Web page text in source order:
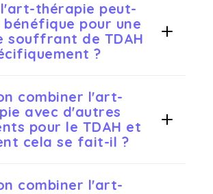
l'art-thérapie peut-
pour une
souffrant de TDAH
?
est particulièrement bénéfique
avec TDAH car elle améliore la
réduit l'impulsivité, et aide à mieux
Le processus de création
de développer la capacité à se
combiner l'art-
avec d'autres
pour le TDAH et
cela se fait-il ?
thérapie se positionne comme un
combiner l'art-